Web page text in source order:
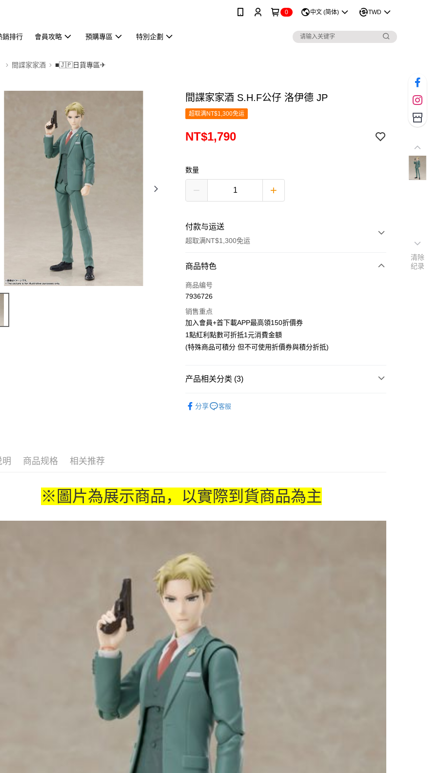
0 中文 (简体) TWD
銷排行 會員攻略 預購專區 特別企劃
間諜家家酒 ■🇯🇵日貨專區✈
間諜家家酒 S.H.F公仔 洛伊德 JP
超取满NT$1,300免运
NT$1,790
数量
付款与运送
超取满NT$1,300免运
付款方式
信用卡一次付款
LINE Pay
Apple Pay
Google Pay
货到付款
付款後全家取貨
每笔NT$65，满NT$1,300(含以上)免运费
(不開放使用，請勿選取）
7-11取貨付款
每笔NT$65，满NT$1,300(含以上)免运费
付款後7-11取貨
每笔NT$65，满NT$1,300(含以上)免运费
每笔NT$100，满NT$1,300(含以上)免运费
宅配-離島(澎湖/金門/馬祖)-木棉花樂園專用
每笔NT$220
黑貓宅配-貨到付款
每笔NT$150
商品特色
商品编号
7936726
销售重点
加入會員+首下載APP最高領150折價券
1點紅利點數可折抵1元消費金額
(特殊商品可積分 但不可使用折價券與積分折抵)
产品相关分类 (3)
酒
■🇯🇵日貨專區✈
分享 客服
明 商品规格 相关推荐
※圖片為展示商品，以實際到貨商品為主
清除
纪录